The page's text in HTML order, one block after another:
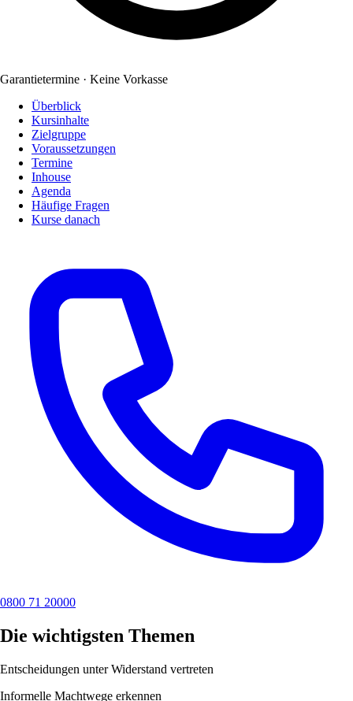
Garantietermine · Keine Vorkasse
Überblick
Kursinhalte
Zielgruppe
Voraussetzungen
Termine
Inhouse
Agenda
Häufige Fragen
Kurse danach
0800 71 20000
Die wichtigsten Themen
Entscheidungen unter Widerstand vertreten
Informelle Machtwege erkennen